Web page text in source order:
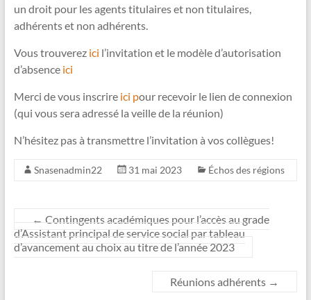
un droit pour les agents titulaires et non titulaires,
adhérents et non adhérents.
Vous trouverezici l’invitation et le modèle d’autorisation
d’absence ici
Merci de vous inscrireici pour recevoir le lien de connexion
(qui vous sera adressé la veille de la réunion)
N’hésitez pas à transmettre l’invitation à vos collègues!
Snasenadmin22 31 mai 2023 Échos des régions
← Contingents académiques pour l’accès au grade
d’Assistant principal de service social par tableau
d’avancement au choix au titre de l’année 2023
Réunions adhérents →